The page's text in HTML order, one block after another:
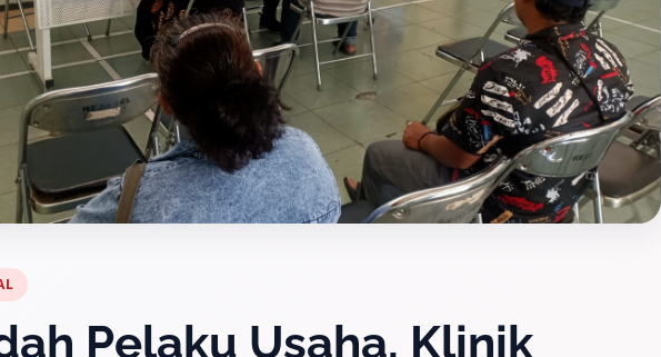
Pelaku Usaha, Klinik